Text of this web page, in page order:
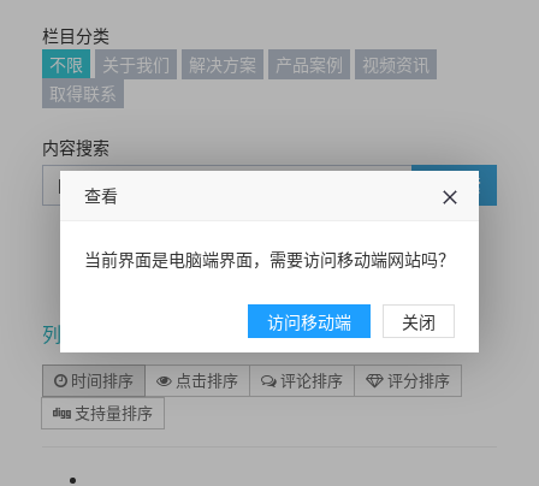
栏目分类
不限
关于我们 解决方案 产品案例
视频资讯
取得联系
内容搜索
搜索
列表
时间排序 点击排序 评论排序
评分排序
支持量排序
查看
当前界面是电脑端界面，需要访问移动端网站吗？
访问移动端 关闭